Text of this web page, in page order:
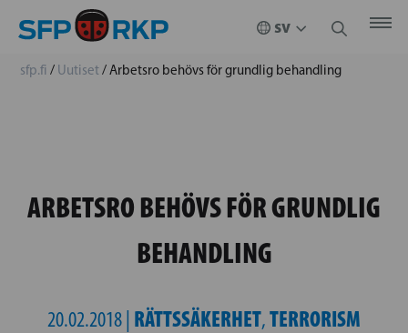
sfp.fi / Uutiset/Arbetsro behövs för grundlig behandling
ARBETSRO BEHÖVS FÖR GRUNDLIG
BEHANDLING
20.02.2018 | RÄTTSSÄKERHET,TERRORISM